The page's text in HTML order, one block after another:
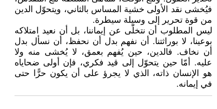
فيُخشى نقد الأولى خشية المساس بالثاني، ويتحوّل الدين
من قوة تحرير إلى وسيلة سيطرة.
ليس المطلوب أن نتخلّى عن إيماننا، بل أن نعيد امتلاكه
بوعينا، لا بوراثتنا. أن نفهم بدل أن نحفظ، أن نسأل بدل
أن نخاف. فالدين، حين يُفهم بعمق، لا يُخشى منه ولا
عليه. أمّا حين يتحوّل إلى قيد فكري، فإن أولى ضحاياه
هو الإنسان ذاته، الذي لا يجرؤ على أن يكون حرًّا حتى
في إيمانه.